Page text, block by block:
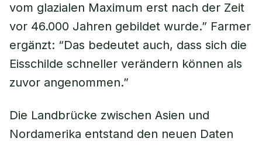
vom glazialen Maximum erst nach der Zeit
vor 46.000 Jahren gebildet wurde.” Farmer
ergänzt: “Das bedeutet auch, dass sich die
Eisschilde schneller verändern können als
zuvor angenommen.”
Die Landbrücke zwischen Asien und
Nordamerika entstand den neuen Daten